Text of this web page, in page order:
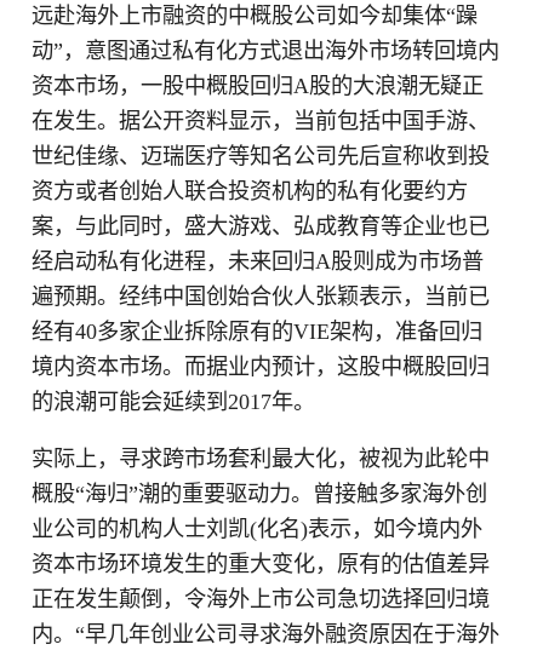
远赴海外上市融资的中概股公司如今却集体“躁
动”，意图通过私有化方式退出海外市场转回境内
资本市场，一股中概股回归A股的大浪潮无疑正
在发生。据公开资料显示，当前包括中国手游、
世纪佳缘、迈瑞医疗等知名公司先后宣称收到投
资方或者创始人联合投资机构的私有化要约方
案，与此同时，盛大游戏、弘成教育等企业也已
经启动私有化进程，未来回归A股则成为市场普
遍预期。经纬中国创始合伙人张颖表示，当前已
经有40多家企业拆除原有的VIE架构，准备回归
境内资本市场。而据业内预计，这股中概股回归
的浪潮可能会延续到2017年。
实际上，寻求跨市场套利最大化，被视为此轮中
概股“海归”潮的重要驱动力。曾接触多家海外创
业公司的机构人士刘凯(化名)表示，如今境内外
资本市场环境发生的重大变化，原有的估值差异
正在发生颠倒，令海外上市公司急切选择回归境
内。“早几年创业公司寻求海外融资原因在于海外